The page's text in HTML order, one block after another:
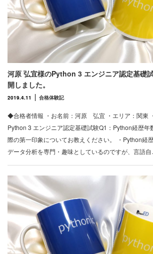
河原 弘宜様のPython 3 エンジニア認定基礎
開しました。
2019.4.11 合格体験記
◆合格者情報 ・お名前：河原 弘宜 ・エリア：関東
Python 3 エンジニア認定基礎試験Q1：Python経歴年
際の第一印象についてお教えください。 ・Python経
データ分析を専門・趣味としているのですが、言語